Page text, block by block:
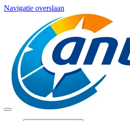
Navigatie overslaan